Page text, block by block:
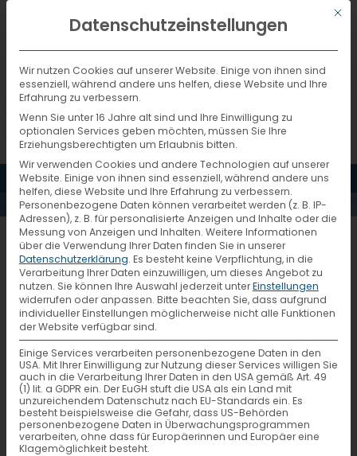
DEUTSCH
MENÜ
AKTUELLES
1342_6_TdL-von-oben
Mit
Datenschutzeinstellungen
Wir nutzen Cookies auf unserer Website. Einige von ihnen sind
essenziell, während andere uns helfen, diese Website und Ihre
Erfahrung zu verbessern.
Wenn Sie unter 16 Jahre alt sind und Ihre Einwilligung zu
optionalen Services geben möchten, müssen Sie Ihre
Erziehungsberechtigten um Erlaubnis bitten.
Wir verwenden Cookies und andere Technologien auf unserer
Website. Einige von ihnen sind essenziell, während andere uns
helfen, diese Website und Ihre Erfahrung zu verbessern.
Personenbezogene Daten können verarbeitet werden (z. B. IP-
Adressen), z. B. für personalisierte Anzeigen und Inhalte oder die
Messung von Anzeigen und Inhalten. Weitere Informationen
über die Verwendung Ihrer Daten finden Sie in unserer
Datenschutzerklärung. Es besteht keine Verpflichtung, in die
Verarbeitung Ihrer Daten einzuwilligen, um dieses Angebot zu
nutzen. Sie können Ihre Auswahl jederzeit unterEinstellungen
widerrufen oder anpassen. Bitte beachten Sie, dass aufgrund
individueller Einstellungen möglicherweise nicht alle Funktionen
der Website verfügbar sind.
Einige Services verarbeiten personenbezogene Daten in den
USA. Mit Ihrer Einwilligung zur Nutzung dieser Services willigen Sie
auch in die Verarbeitung Ihrer Daten in den USA gemäß Art. 49
(1) lit. a GDPR ein. Der EuGH stuft die USA als ein Land mit
unzureichendem Datenschutz nach EU-Standards ein. Es
besteht beispielsweise die Gefahr, dass US-Behörden
personenbezogene Daten in Überwachungsprogrammen
verarbeiten, ohne dass für Europäerinnen und Europäer eine
Klagemöglichkeit besteht.